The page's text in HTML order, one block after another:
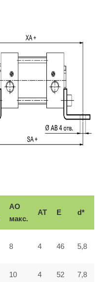
АО
макс.
AT E d*
8 4 46 5,8
10 4 52 7,8